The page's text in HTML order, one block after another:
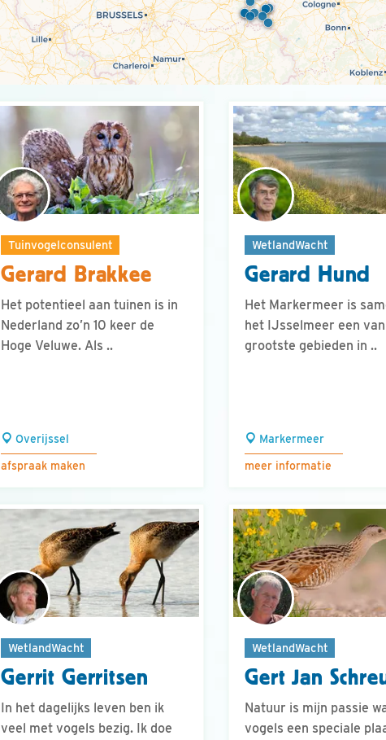
Tuinvogelconsulent
Gerard Brakkee
Het potentieel aan tuinen is in
Nederland zo’n 10 keer de
Hoge Veluwe. Als ..
Overijssel
afspraak maken
WetlandWacht
Gerard Hund
Het Markermeer is
het IJsselmeer een
grootste gebieden in ..
Markermeer
meer informatie
WetlandWacht
Gerrit Gerritsen
In het dagelijks leven ben ik
veel met vogels bezig. Ik doe
WetlandWacht
Gert Jan
Natuur is mijn passie
vogels een speciale